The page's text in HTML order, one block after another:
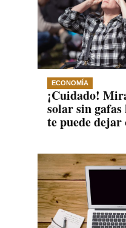
ECONOMÍA
¡Cuidado!
solar sin gafas
te puede dejar